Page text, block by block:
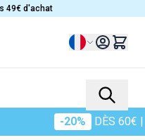
49€ d'achat
Langue
-20% DÈS 60€|